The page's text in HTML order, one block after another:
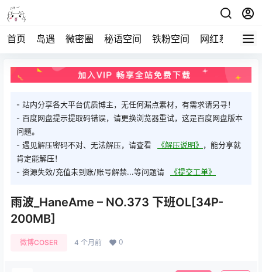
首页 岛遇 微密圈 秘语空间 铁粉空间 网红系列 打
- 站内分享各大平台优质博主，无任何漏点素材，有需求请另寻！
- 百度网盘提示提取码错误，请更换浏览器重试，这是百度网盘版本
问题。
- 遇见解压密码不对、无法解压，请查看
《解压说明》 ，能分享就
肯定能解压！
- 资源失效/充值未到账/账号解禁...等问题请
《提交工单》
雨波_HaneAme – NO.373 下班OL[34P-
200MB]
微博COSER 4 个月前 0